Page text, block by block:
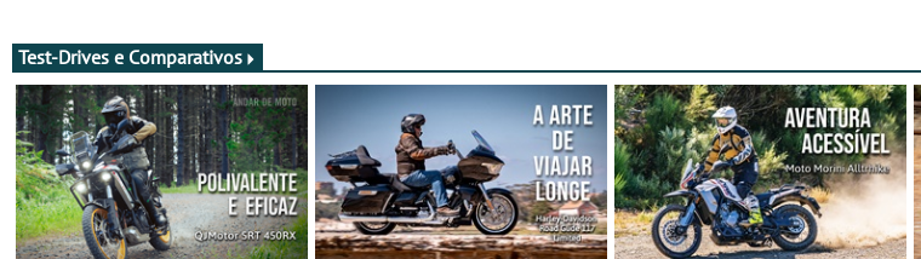
Test-Drives e Comparativos